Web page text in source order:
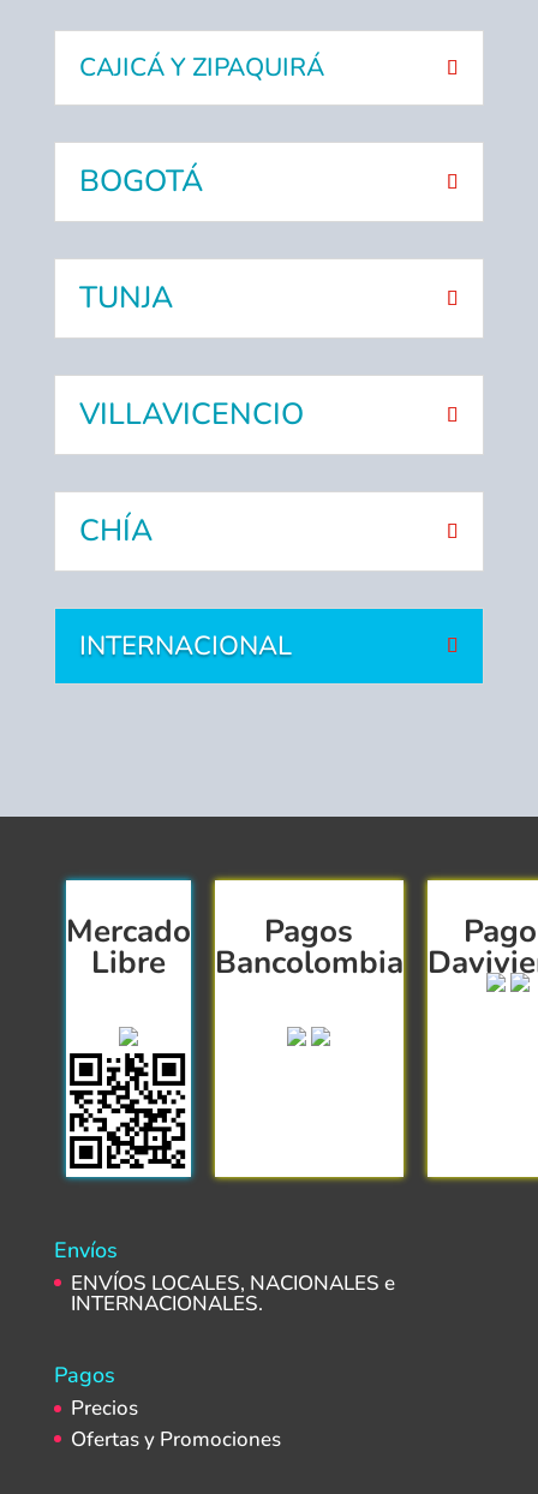
CAJICÁ Y ZIPAQUIRÁ
BOGOTÁ
TUNJA
VILLAVICENCIO
CHÍA
INTERNACIONAL
Mercado
Libre
Pagos
Bancolombia
Envíos
ENVÍOS LOCALES, NACIONALES e
INTERNACIONALES.
Pagos
Precios
Ofertas y Promociones